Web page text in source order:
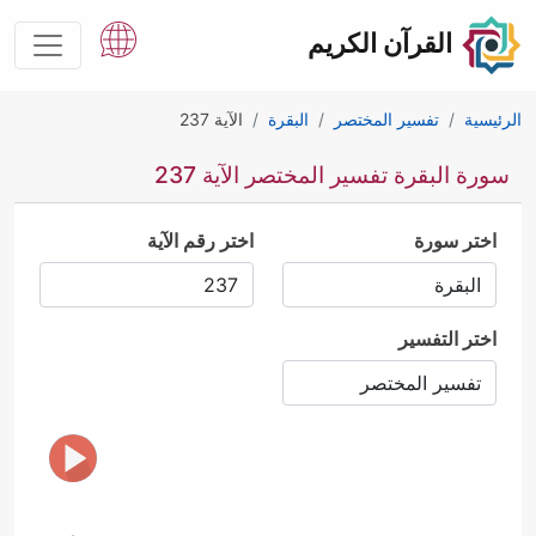
القرآن الكريم
الرئيسية تفسير المختصر البقرة الآية 237
سورة البقرة تفسير المختصر الآية 237
اختر سورة اختر رقم الآية
اختر التفسير